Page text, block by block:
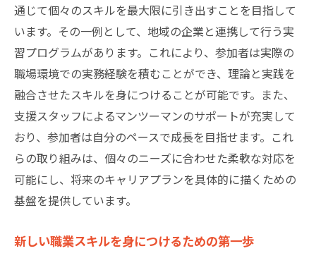
堺市の支援がキャリア形成に与える具体的
効果
通じて個々のスキルを最大限に引き出すことを目指して
います。その一例として、地域の企業と連携して行う実
習プログラムがあります。これにより、参加者は実際の
職場環境での実務経験を積むことができ、理論と実践を
融合させたスキルを身につけることが可能です。また、
支援スタッフによるマンツーマンのサポートが充実して
おり、参加者は自分のペースで成長を目指せます。これ
らの取り組みは、個々のニーズに合わせた柔軟な対応を
可能にし、将来のキャリアプランを具体的に描くための
基盤を提供しています。
新しい職業スキルを身につけるための第一歩